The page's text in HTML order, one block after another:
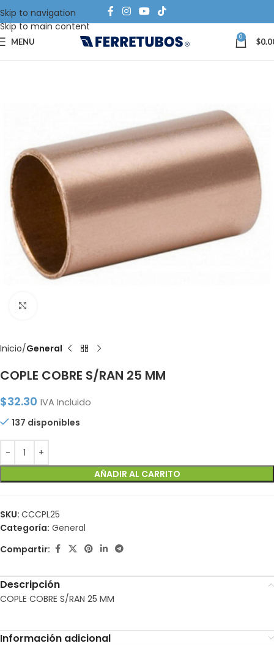
Skip to navigation
Skip to main content
MENU 0 $
Inicio General
COPLE COBRE S/RAN 25 MM
$32.30 IVA Incluido
137 disponibles
AÑADIR AL CARRITO
SKU: CCCPL25
Categoría: General
Compartir:
Descripción
COPLE COBRE S/RAN 25 MM
Información adicional